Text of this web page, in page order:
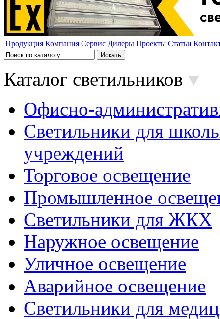
Продукция Компания Сервис Дилеры Проекты Статьи
Каталог светильников
Офисно-
Светильники для
учреждений
Торговое освещение
Промышленное
Светильники для ЖКХ
Наружное освещение
Уличное освещение
Аварийное освещение
Светильники для